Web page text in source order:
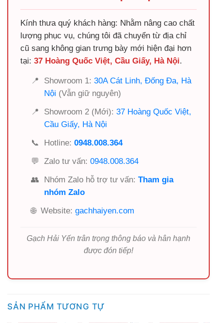
Kính thưa quý khách hàng: Nhằm nâng cao chất
lượng phục vụ, chúng tôi đã chuyển từ địa chỉ
cũ sang không gian trưng bày mới hiện đại hơn
tại: 37 Hoàng Quốc Việt, Cầu Giấy, Hà Nội.
📍 Showroom 1: 30A Cát Linh, Đống Đa, Hà
Nội (Vẫn giữ nguyên)
📍
Showroom 2 (Mới): 37 Hoàng Quốc Việt,
Cầu Giấy, Hà Nội
📞
Hotline: 0948.008.364
💬
Zalo tư vấn: 0948.008.364
👥
Nhóm Zalo hỗ trợ tư vấn: Tham gia
nhóm Zalo
🌐 Website: gachhaiyen.com
Gạch Hải Yến trân trọng thông báo và hân hạnh
được đón tiếp!
SẢN PHẨM TƯƠNG TỰ